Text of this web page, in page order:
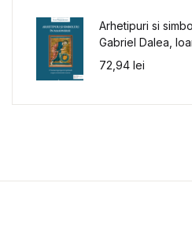
Arhetipuri si
Gabriel Dalea,
72,94 lei